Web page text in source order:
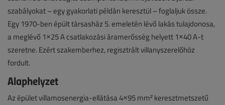
szabályokat – egy gyakorlati példán keresztül – foglaljuk össze.
Egy 1970-ben épült társasház 5. emeletén lévő lakás tulajdonosa,
a meglévő 1×25 A csatlakozási áramerősség helyett 1×40 A-t
szeretne. Ezért szakemberhez, regisztrált villanyszerelőhöz
fordult.
Alaphelyzet
Az épület villamosenergia-ellátása 4×95 mm² keresztmetszetű